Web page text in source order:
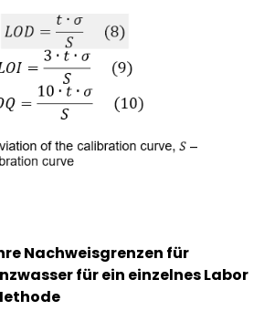
Nachweisgrenzen für
für ein einzelnes Labor